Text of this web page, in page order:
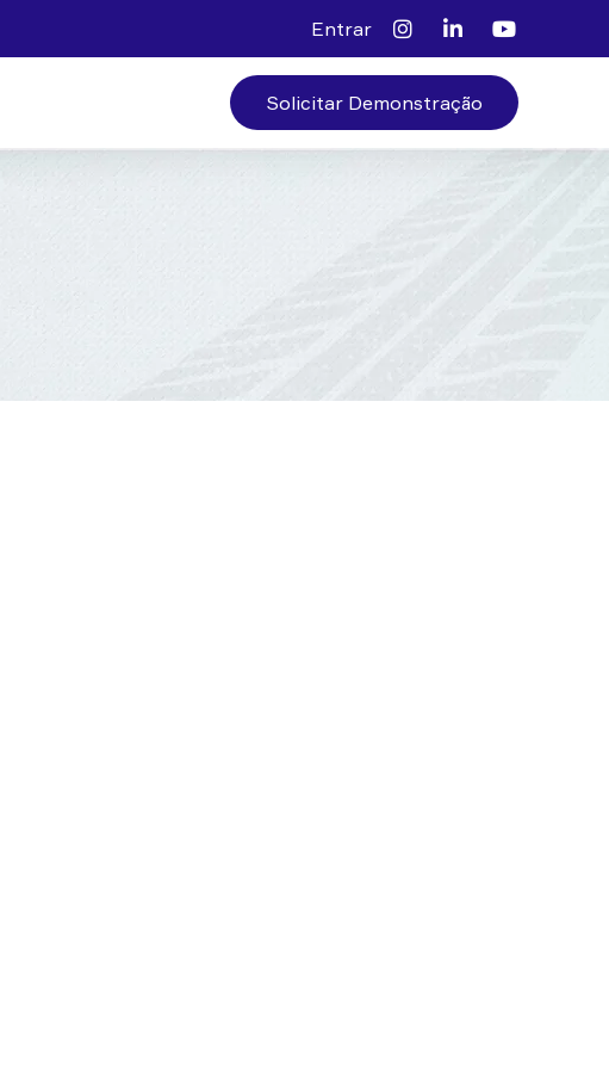
Entrar
Solicitar Demonstração